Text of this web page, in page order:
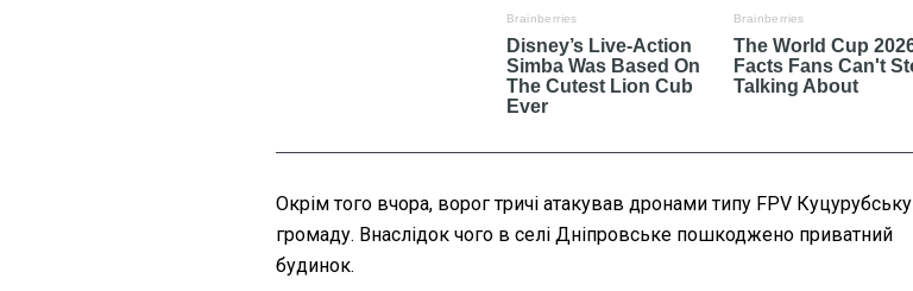
Окрім того вчора, ворог тричі атакував дронами типу FPV Куцурубську
громаду. Внаслідок чого в селі Дніпровське пошкоджено приватний
будинок.